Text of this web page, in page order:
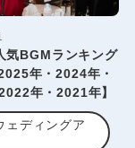
気BGMランキング
年・2024年・
年・2021年】
ェディングア